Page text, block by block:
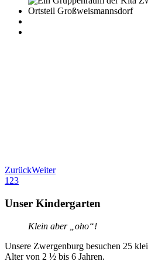
ZurückWeiter
1 23
Unser Kindergarten
Klein aber „oho“!
Unsere Zwergenburg besuchen 25
Alter von 2 ½ bis 6 Jahren.